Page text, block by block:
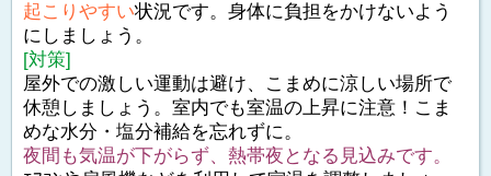
起こりやすい状況です。身体に負担をかけないよう
にしましょう。
[対策]
屋外での激しい運動は避け、こまめに涼しい場所で
休憩しましょう。室内でも室温の上昇に注意！こま
めな水分・塩分補給を忘れずに。
夜間も気温が下がらず、熱帯夜となる見込みです。